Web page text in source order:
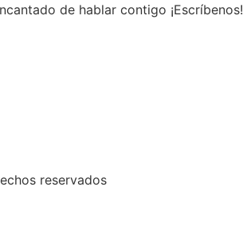
de hablar contigo ¡Escríbenos!
reservados